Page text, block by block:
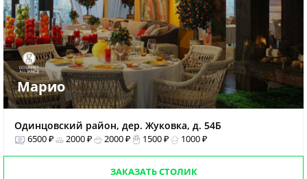
Марио
Одинцовский район, дер. Жуковка, д. 54Б
6500 ₽ 2000 ₽ 2000 ₽ 1500 ₽ 1000 ₽
ЗАКАЗАТЬ СТОЛИК